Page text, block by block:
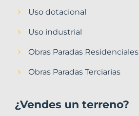
Uso dotacional
Uso industrial
Obras Paradas Residenciales
Obras Paradas Terciarias
¿Vendes un terreno?